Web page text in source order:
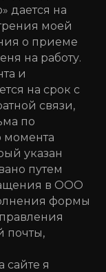
дается на
моей
о приеме
на работу.
и
на срок с
связи,
по
момента
указан
путем
в ООО
формы
почты,
сайте я